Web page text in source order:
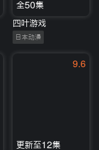
全50集
四叶游戏
日本动漫
9.6
更新至12集